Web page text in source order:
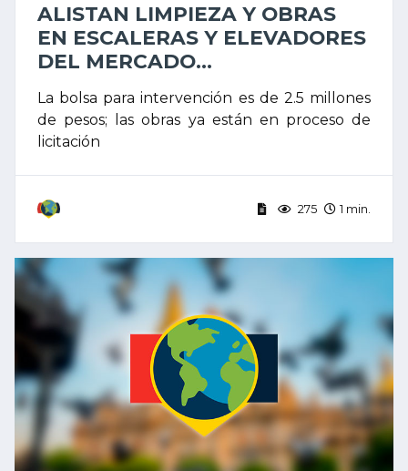
ALISTAN LIMPIEZA Y OBRAS
EN ESCALERAS Y ELEVADORES
DEL MERCADO...
La bolsa para intervención es de 2.5 millones
de pesos; las obras ya están en proceso de
licitación
275 1 min.